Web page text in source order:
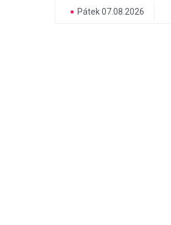
Pátek 07.08.2026